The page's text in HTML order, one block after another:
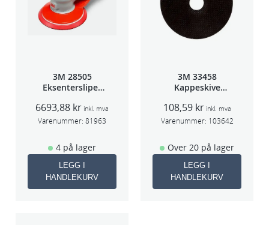
3M 28505
Eksentersliper
2,5mm slag
75mm
6693,88 kr inkl. mva
Varenummer: 81963
4 på lager
LEGG I
HANDLEKURV
3M 33458
Kappeskive
5stk/pk pris/stk
108,59 kr inkl. mva
Varenummer: 103642
Over 20 på lager
LEGG I
HANDLEKURV